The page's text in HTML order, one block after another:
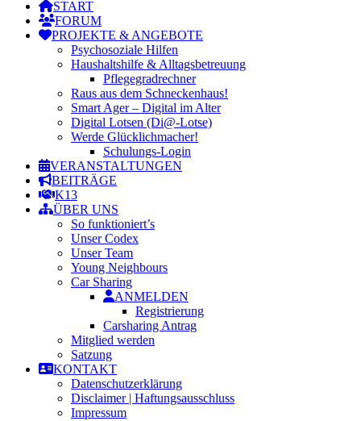
START
FORUM
PROJEKTE & ANGEBOTE
Psychosoziale Hilfen
Haushaltshilfe & Alltagsbetreuung
Pflegegradrechner
Raus aus dem Schneckenhaus!
Smart Ager – Digital im Alter
Digital Lotsen (Di@-Lotse)
Werde Glücklichmacher!
Schulungs-Login
VERANSTALTUNGEN
BEITRÄGE
K13
ÜBER UNS
So funktioniert’s
Unser Codex
Unser Team
Young Neighbours
Car Sharing
ANMELDEN
Registrierung
Carsharing Antrag
Mitglied werden
Satzung
KONTAKT
Datenschutzerklärung
Disclaimer | Haftungsausschluss
Impressum